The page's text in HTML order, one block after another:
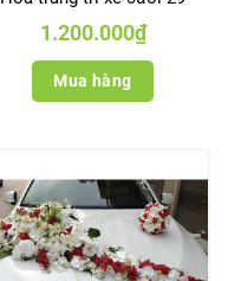
1.200.000₫
Mua hàng